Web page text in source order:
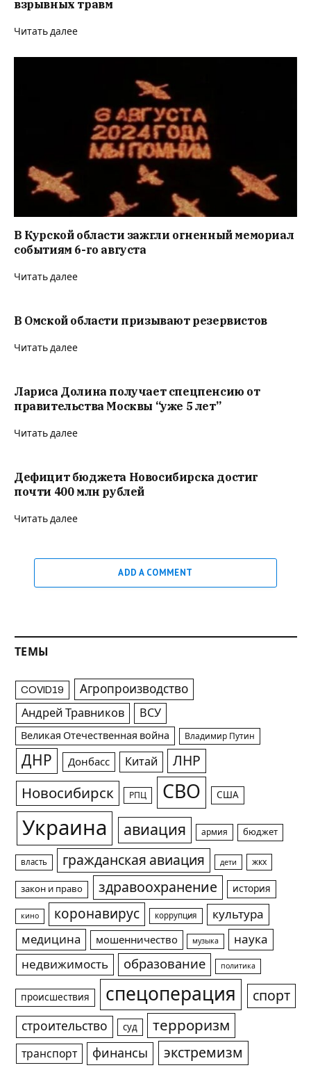
взрывных травм
Читать далее
В Курской области зажгли огненный мемориал
событиям 6-го августа
Читать далее
В Омской области призывают резервистов
Читать далее
Лариса Долина получает спецпенсию от
правительства Москвы “уже 5 лет”
Читать далее
Дефицит бюджета Новосибирска достиг
почти 400 млн рублей
Читать далее
ADD A COMMENT
ТЕМЫ
COVID19 Агропроизводство
Андрей Травников ВСУ
Великая Отечественная война Владимир Путин
ДНР Донбасс Китай ЛНР
Новосибирск РПЦ СВО США
Украина авиация армия бюджет
власть гражданская авиация дети жкх
закон и право здравоохранение история
кино коронавирус коррупция
культура
медицина
мошенничество музыка
наука
недвижимость
образование политика
происшествия спецоперация спорт
строительство суд терроризм
транспорт финансы экстремизм